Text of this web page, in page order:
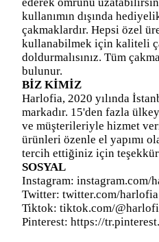
kullanımın dışında
çakmaklardır. Hepsi özel
kullanabilmek için kaliteli
doldurmalısınız. Tüm
bulunur.
BİZ KİMİZ
Harlofia, 2020 yılında
markadır. 15'den fazla
ve müşterileriyle hizmet
ürünleri özenle el yapımı
tercih ettiğiniz için
SOSYAL
Instagram: instagram.com/
Twitter: twitter.com/harlofia
Tiktok: tiktok.com/
Pinterest: https://